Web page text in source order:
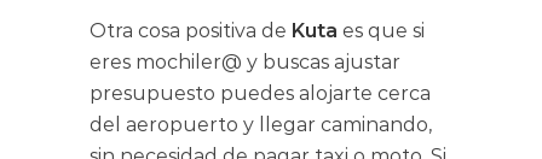
Otra cosa positiva de Kuta es que si
eres mochiler@ y buscas ajustar
presupuesto puedes alojarte cerca
del aeropuerto y llegar caminando,